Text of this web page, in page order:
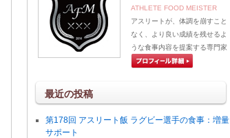
ATHLETE FOOD MEISTER
アスリートが、体調を崩すこと
なく、より良い成績を残せるよ
うな食事内容を提案する専門家
最近の投稿
第178回 アスリート飯 ラグビー選手の食事：増量
サポート